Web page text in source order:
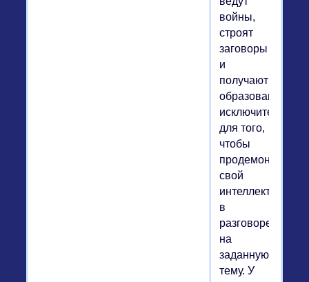
войны,
строят
заговоры
и
получают
образование
исключительно
для того,
чтобы
свой
интеллект
в
разговоре
на
заданную
тему. У